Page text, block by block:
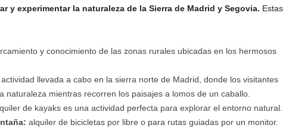
y experimentar la naturaleza de la Sierra de Madrid y Segovia. Estas
y conocimiento de las zonas rurales ubicadas en los hermosos
actividad llevada a cabo en la sierra norte de Madrid, donde los visitantes
naturaleza mientras recorren los paisajes a lomos de un caballo.
de kayaks es una actividad perfecta para explorar el entorno natural.
alquiler de bicicletas por libre o para rutas guiadas por un monitor.